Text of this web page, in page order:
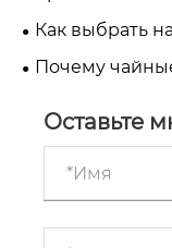
майлар,
Как выбрать
кофейных
Почему
Оставьте